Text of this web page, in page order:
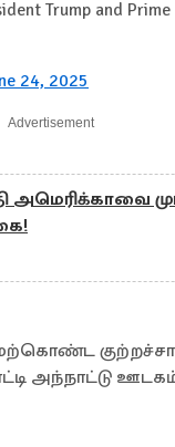
Trump and
24, 2025
Advertisement
அமெரிக்காவை
அந்நாட்டு ஊடகம்